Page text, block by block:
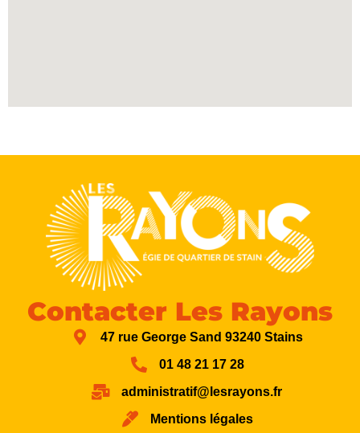
Contacter Les Rayons
47 rue George Sand 93240 Stains
01 48 21 17 28
administratif@lesrayons.fr
Mentions légales